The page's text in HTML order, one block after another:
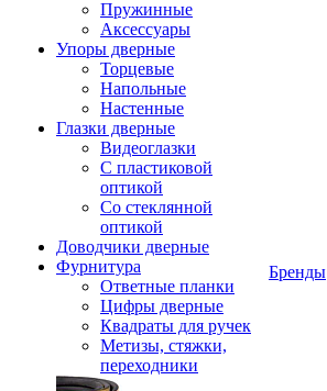
Пружинные
Аксессуары
Упоры дверные
Торцевые
Напольные
Настенные
Глазки дверные
Видеоглазки
С пластиковой
оптикой
Со стеклянной
оптикой
Доводчики дверные
Фурнитура
Ответные планки
Цифры дверные
Квадраты для ручек
Метизы, стяжки,
переходники
Бренды